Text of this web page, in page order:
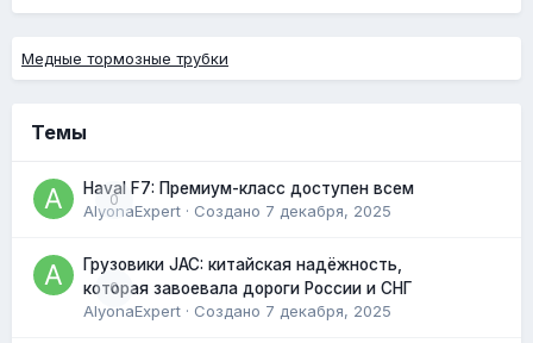
Медные тормозные трубки
Темы
0
Haval F7: Премиум-класс доступен всем
AlyonaExpert · Создано 7 декабря, 2025
0
Грузовики JAC: китайская надёжность,
которая завоевала дороги России и СНГ
AlyonaExpert · Создано 7 декабря, 2025